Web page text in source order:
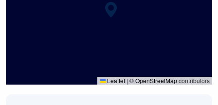
Leaflet | ©OpenStreetMapcontributors